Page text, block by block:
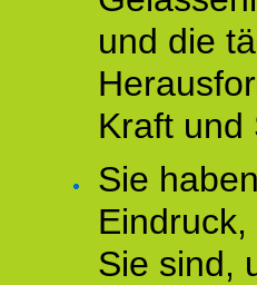
und die
Kraft und
Sie
Sie sind,